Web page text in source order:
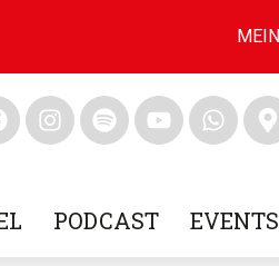
PODCAST EVENTS